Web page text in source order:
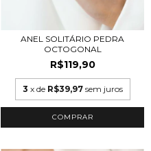
ANEL SOLITÁRIO PEDRA
OCTOGONAL
R$119,90
3 x de R$39,97 sem juros
COMPRAR